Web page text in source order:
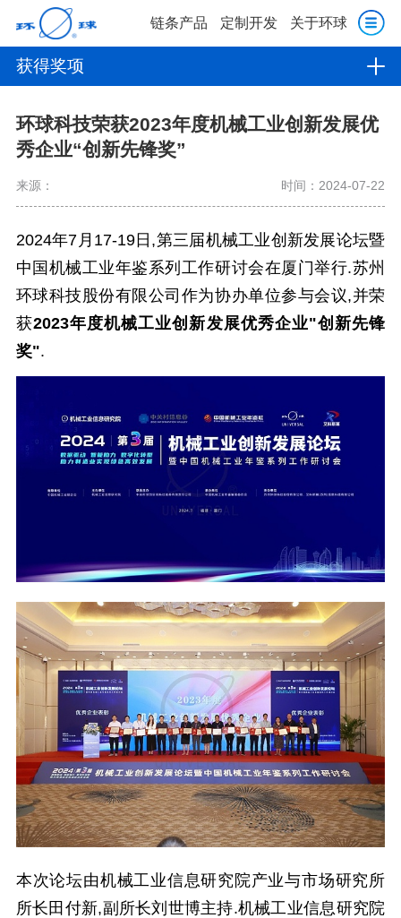
链条产品 定制开发 关于环球
获得奖项
环球科技荣获2023年度机械工业创新发展优
秀企业“创新先锋奖”
来源： 时间：2024-07-22
2024年7月17-19日,第三届机械工业创新发展论坛暨
中国机械工业年鉴系列工作研讨会在厦门举行.苏州
环球科技股份有限公司作为协办单位参与会议,并荣
获2023年度机械工业创新发展优秀企业"创新先锋
奖".
本次论坛由机械工业信息研究院产业与市场研究所
所长田付新,副所长刘世博主持.机械工业信息研究院